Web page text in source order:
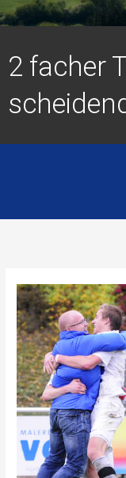
2 facher